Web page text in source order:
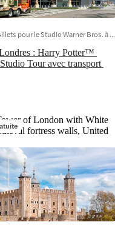
: Harry Potter™
Tour avec transport
Billets pour le Studio Warner Bros. à Londres
of London with White
fortress walls, United